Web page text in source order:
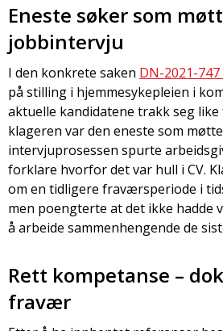
Eneste søker som
jobbintervju
I den konkrete saken DN-2021-747
på stilling i hjemmesykepleien i
aktuelle kandidatene trakk seg
klageren var den eneste som
intervjuprosessen spurte
forklare hvorfor det var hull i CV.
om en tidligere fraværsperiode i
men poengterte at det ikke
å arbeide sammenhengende de
Rett kompetanse –
fravær